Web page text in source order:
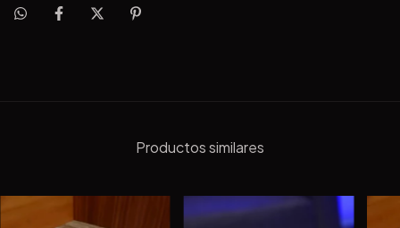
Productos similares